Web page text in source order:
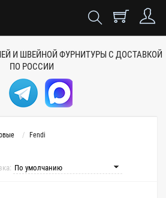
И ШВЕЙНОЙ ФУРНИТУРЫ С ДОСТАВКОЙ
ПО РОССИИ
Fendi